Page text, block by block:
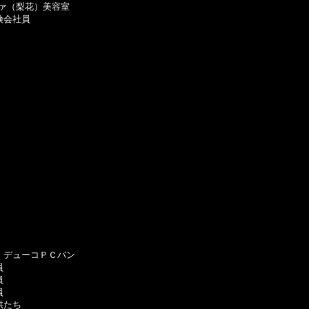
梨花）美容室
社員
ューコＰＣバン
ち